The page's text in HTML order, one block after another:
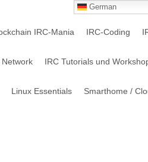
IRC-Mania IRC-Coding
IRC Tutorials und
Linux Essentials Smarthome /
German